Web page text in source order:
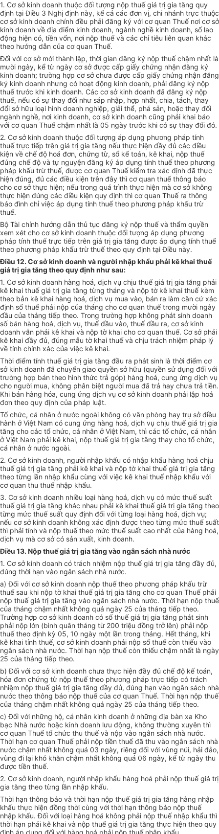
1. Cơ sở kinh doanh thuộc đối tượng nộp thuế giá trị gia tăng quy
định tại Điều 3 Nghị định này, kể cả các đơn vị, chi nhánh trực thuộc
cơ sở kinh doanh chính đều phải đăng ký với cơ quan Thuế nơi cơ sở
kinh doanh về địa điểm kinh doanh, ngành nghề kinh doanh, số lao
động hiện có, tiền vốn, nơi nộp thuế và các chỉ tiêu liên quan khác
theo hướng dẫn của cơ quan Thuế.
Đối với cơ sở mới thành lập, thời gian đăng ký nộp thuế chậm nhất là
mười ngày, kể từ ngày cơ sở được cấp giấy chứng nhận đăng ký
kinh doanh; trường hợp cơ sở chưa được cấp giấy chứng nhận đăng
ký kinh doanh nhưng có hoạt động kinh doanh, phải đăng ký nộp
thuế trước khi kinh doanh. Các cơ sở kinh doanh đã đăng ký nộp
thuế, nếu có sự thay đổi như sáp nhập, hợp nhất, chia, tách, thay
đổi sở hữu loại hình doanh nghiệp, giải thể, phá sản, hoặc thay đổi
ngành nghề, nơi kinh doanh, cơ sở kinh doanh cũng phải khai báo
với cơ quan Thuế chậm nhất là 05 ngày trước khi có sự thay đổi đó.
2. Cơ sở kinh doanh thuộc đối tượng áp dụng phương pháp tính
thuế trực tiếp trên giá trị gia tăng nếu thực hiện đầy đủ các điều
kiện về chế độ hoá đơn, chứng từ, sổ kế toán, kê khai, nộp thuế
đúng chế độ và tự nguyện đăng ký áp dụng tính thuế theo phương
pháp khấu trừ thuế, được cơ quan Thuế kiểm tra xác định đã thực
hiện đúng, đủ các điều kiện trên đây thì cơ quan thuế thông báo
cho cơ sở thực hiện; nếu trong quá trình thực hiện mà cơ sở không
thực hiện đúng các điều kiện quy định thì cơ quan Thuế ra thông
báo đình chỉ việc áp dụng tính thuế theo phương pháp khấu trừ
thuế.
Bộ Tài chính hướng dẫn thủ tục đăng ký nộp thuế và thẩm quyền
xem xét cho cơ sở kinh doanh thuộc đối tượng áp dụng phương
pháp tính thuế trực tiếp trên giá trị gia tăng được áp dụng tính thuế
theo phương pháp khấu trừ thuế theo quy định tại Điều này.
Điều 12. Cơ sở kinh doanh và người nhập khẩu phải kê khai thuế
giá trị gia tăng theo quy định như sau:
1. Cơ sở kinh doanh hàng hoá, dịch vụ chịu thuế giá trị gia tăng phải
kê khai thuế giá trị gia tăng từng tháng và nộp tờ kê khai thuế kèm
theo bản kê khai hàng hoá, dịch vụ mua vào, bán ra làm căn cứ xác
định số thuế phải nộp của tháng cho cơ quan thuế trong mười ngày
đầu của tháng tiếp theo. Trong trường hợp không phát sinh doanh
số bán hàng hoá, dịch vụ, thuế đầu vào, thuế đầu ra, cơ sở kinh
doanh vẫn phải kê khai và nộp tờ khai cho cơ quan thuế. Cơ sở phải
kê khai đầy đủ, đúng mẫu tờ khai thuế và chịu trách nhiệm pháp lý
về tính chính xác của việc kê khai.
Thời điểm tính thuế giá trị gia tăng đầu ra phát sinh là thời điểm cơ
sở kinh doanh đã chuyển giao quyền sở hữu (quyền sử dụng đối với
trường hợp bán theo hình thức trả góp) hàng hoá, cung ứng dịch vụ
cho người mua, không phân biệt người mua đã trả hay chưa trả tiền.
Khi bán hàng hóa, cung ứng dịch vụ cơ sở kinh doanh phải lập hoá
đơn theo quy định của pháp luật.
Tổ chức, cá nhân ở nước ngoài không có văn phòng hay trụ sở điều
hành ở Việt Nam có cung ứng hàng hoá, dịch vụ chịu thuế giá trị gia
tăng cho các tổ chức, cá nhân ở Việt Nam, thì các tổ chức, cá nhân
ở Việt Nam phải kê khai, nộp thuế giá trị gia tăng thay cho tổ chức,
cá nhân ở nước ngoài.
2. Cơ sở kinh doanh, người nhập khẩu có nhập khẩu hàng hoá chịu
thuế giá trị gia tăng phải kê khai và nộp tờ khai thuế giá trị gia tăng
theo từng lần nhập khẩu cùng với việc kê khai thuế nhập khẩu với
cơ quan thu thuế nhập khẩu.
3. Cơ sở kinh doanh nhiều loại hàng hoá, dịch vụ có mức thuế suất
thuế giá trị gia tăng khác nhau phải kê khai thuế giá trị gia tăng theo
từng mức thuế suất quy định đối với từng loại hàng hoá, dịch vụ;
nếu cơ sở kinh doanh không xác định được theo từng mức thuế suất
thì phải tính và nộp thuế theo mức thuế suất cao nhất của hàng hoá,
dịch vụ mà cơ sở có sản xuất, kinh doanh.
Điều 13. Nộp thuế giá trị gia tăng vào ngân sách nhà nước
1. Cơ sở kinh doanh có trách nhiệm nộp thuế giá trị gia tăng đầy đủ,
đúng thời hạn vào ngân sách nhà nước.
a) Đối với cơ sở kinh doanh nộp thuế theo phương pháp khấu trừ
thuế sau khi nộp tờ khai thuế giá trị gia tăng cho cơ quan Thuế phải
nộp thuế giá trị gia tăng vào ngân sách nhà nước. Thời hạn nộp thuế
của tháng chậm nhất không quá ngày 25 của tháng tiếp theo.
Trường hợp cơ sở kinh doanh có số thuế giá trị gia tăng phát sinh
phải nộp lớn (bình quân tháng từ 200 triệu đồng trở lên) phải nộp
thuế theo định kỳ 05, 10 ngày một lần trong tháng. Hết tháng, khi
kê khai tính thuế, cơ sở kinh doanh phải nộp số thuế còn thiếu vào
ngân sách nhà nước. Thời hạn nộp thuế còn thiếu chậm nhất là ngày
25 của tháng tiếp theo.
b) Đối với cơ sở kinh doanh chưa thực hiện đầy đủ chế độ kế toán,
hóa đơn chứng từ nộp thuế theo phương pháp trực tiếp có trách
nhiệm nộp thuế giá trị gia tăng đầy đủ, đúng hạn vào ngân sách nhà
nước theo thông báo nộp thuế của cơ quan Thuế. Thời hạn nộp thuế
của tháng chậm nhất không quá ngày 25 của tháng tiếp theo.
c) Đối với những hộ, cá nhân kinh doanh ở những địa bàn xa Kho
bạc Nhà nước hoặc kinh doanh lưu động, không thường xuyên thì
cơ quan Thuế tổ chức thu thuế và nộp vào ngân sách nhà nước.
Thời hạn cơ quan Thuế phải nộp tiền thuế đã thu vào ngân sách nhà
nước chậm nhất không quá 03 ngày, riêng đối với vùng núi, hải đảo,
vùng đi lại khó khăn chậm nhất không quá 06 ngày, kể từ ngày thu
được tiền thuế.
2. Cơ sở kinh doanh, người nhập khẩu hàng hoá phải nộp thuế giá trị
gia tăng theo từng lần nhập khẩu.
Thời hạn thông báo và thời hạn nộp thuế giá trị gia tăng hàng nhập
khẩu thực hiện đồng thời cùng với thời hạn thông báo nộp thuế
nhập khẩu. Đối với loại hàng hoá không phải nộp thuế nhập khẩu thì
thời hạn phải kê khai và nộp thuế giá trị gia tăng thực hiện theo quy
định áp dụng đối với hàng hoá phải nộp thuế nhập khẩu.